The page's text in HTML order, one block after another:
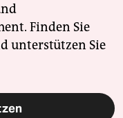
Finden Sie
unterstützen Sie